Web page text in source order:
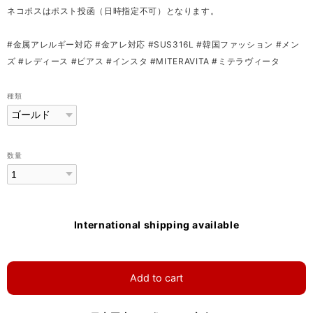
ネコポスはポスト投函（日時指定不可）となります。
#金属アレルギー対応 #金アレ対応 #SUS316L #韓国ファッション #メン
ズ #レディース #ピアス #インスタ #MITERAVITA #ミテラヴィータ
種類
数量
International shipping available
Add to cart